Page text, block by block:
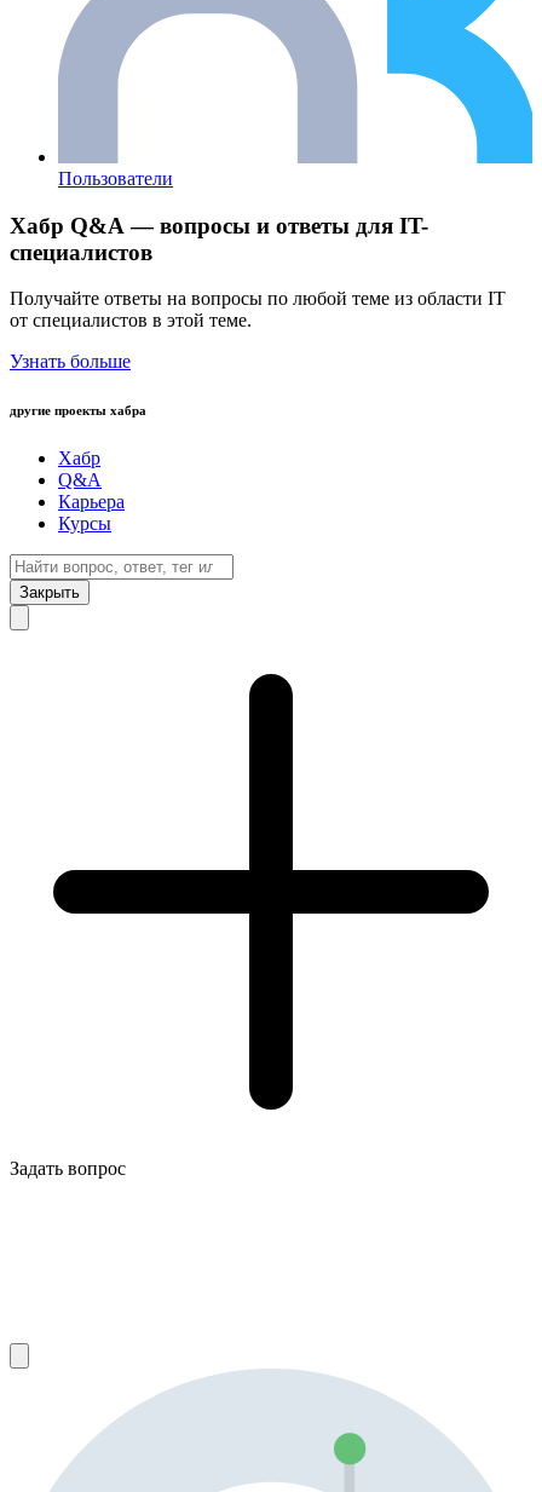
Пользователи
Хабр Q&A — вопросы и ответы для IT-
специалистов
Получайте ответы на вопросы по любой теме из области IT
от специалистов в этой теме.
Узнать больше
другие проекты хабра
Хабр
Q&A
Карьера
Курсы
Закрыть
Задать вопрос